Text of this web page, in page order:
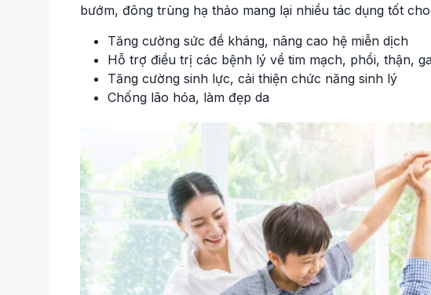
bướm, đông trùng hạ thảo mang lại nhiều tác dụng tốt
Tăng cường sức đề kháng, nâng cao hệ miễn dịch
Hỗ trợ điều trị các bệnh lý về tim mạch, phổi, thận,
Tăng cường sinh lực, cải thiện chức năng sinh lý
Chống lão hóa, làm đẹp da